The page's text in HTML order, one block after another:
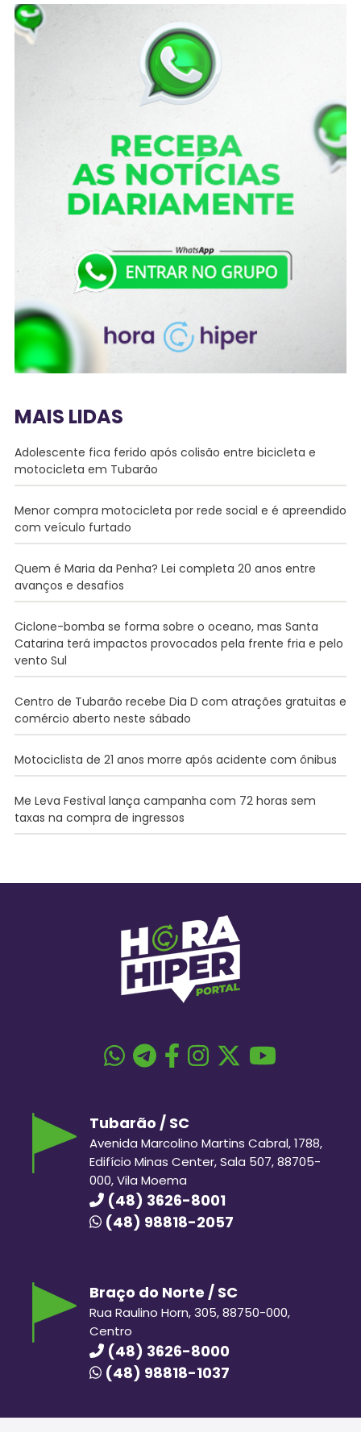
MAIS LIDAS
Adolescente fica ferido após colisão entre bicicleta e
motocicleta em Tubarão
Menor compra motocicleta por rede social e é apreendido
com veículo furtado
Quem é Maria da Penha? Lei completa 20 anos entre
avanços e desafios
Ciclone-bomba se forma sobre o oceano, mas Santa
Catarina terá impactos provocados pela frente fria e pelo
vento Sul
Centro de Tubarão recebe Dia D com atrações gratuitas e
comércio aberto neste sábado
Motociclista de 21 anos morre após acidente com ônibus
Me Leva Festival lança campanha com 72 horas sem
taxas na compra de ingressos
Tubarão / SC
Avenida Marcolino Martins Cabral, 1788,
Edifício Minas Center, Sala 507, 88705-
000, Vila Moema
(48) 3626-8001
(48) 98818-2057
Braço do Norte / SC
Rua Raulino Horn, 305, 88750-000,
Centro
(48) 3626-8000
(48) 98818-1037